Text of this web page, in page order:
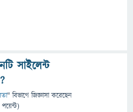
সাইলেন্ট
" বিভাগে জিজ্ঞাসাকরেছেন
পয়েন্ট)